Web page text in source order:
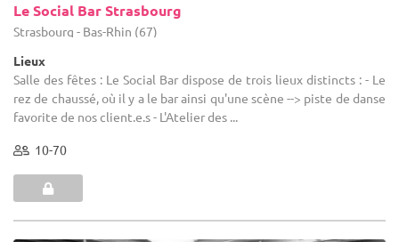
Le Social Bar Strasbourg
Strasbourg - Bas-Rhin (67)
Lieux
Salle des fêtes : Le Social Bar dispose de trois lieux distincts : - Le
rez de chaussé, où il y a le bar ainsi qu'une scène --> piste de danse
favorite de nos client.e.s - L'Atelier des ...
10-70